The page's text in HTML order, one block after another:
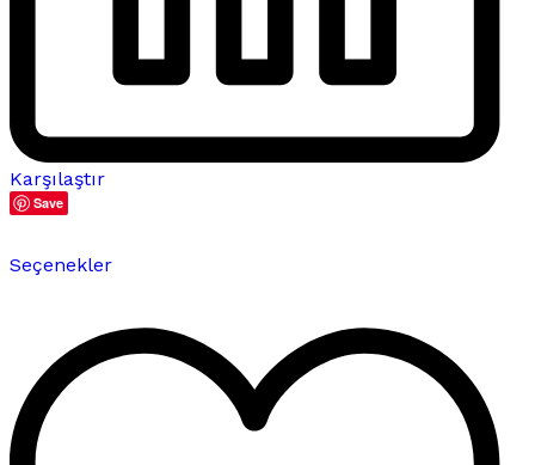
Karşılaştır
Save
Seçeneklerürünün
varyasyonu
var.
Seçenekler